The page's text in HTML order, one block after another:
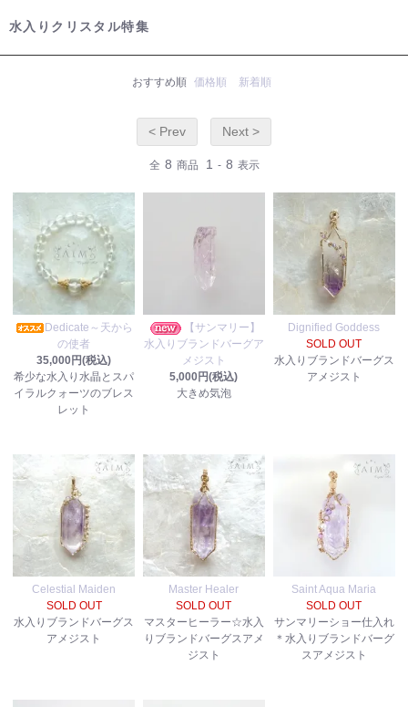
水入りクリスタル特集
おすすめ順 価格順 新着順
< Prev Next >
全 8 商品 1 - 8 表示
Dedicate～天から
の使者
35,000円(税込)
希少な水入り水晶とスパ
イラルクォーツのブレス
レット
【サンマリー】
水入りブランドバーグア
メジスト
5,000円(税込)
大きめ気泡
Dignified Goddess
SOLD OUT
水入りブランドバーグス
アメジスト
Celestial Maiden
SOLD OUT
水入りブランドバーグス
アメジスト
Master Healer
SOLD OUT
マスターヒーラー☆水入
りブランドバーグスアメ
ジスト
Saint Aqua Maria
SOLD OUT
サンマリーショー仕入れ
＊水入りブランドバーグ
スアメジスト